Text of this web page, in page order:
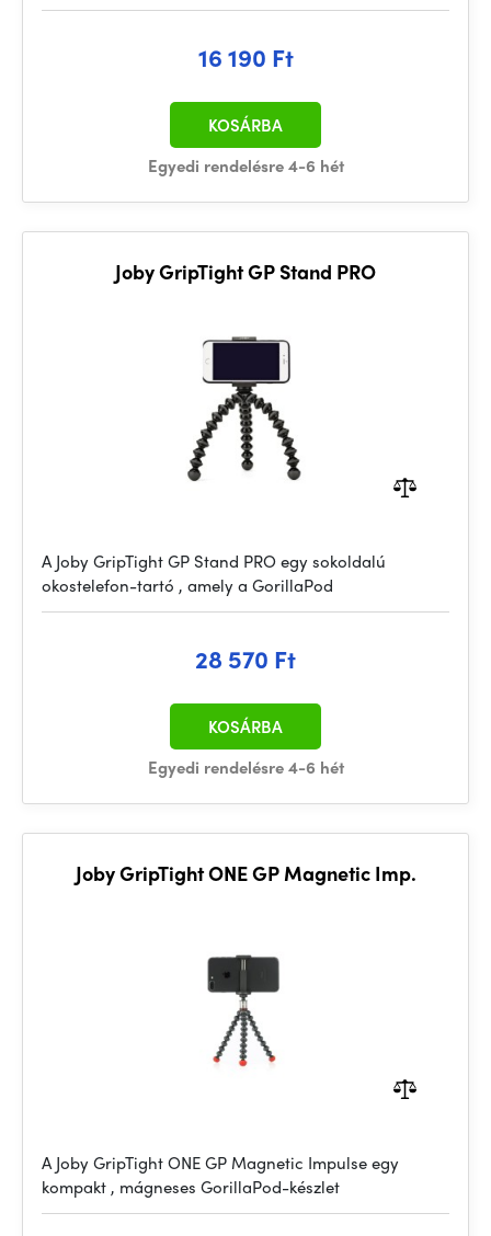
16 190 Ft
Egyedi rendelésre 4-6 hét
KOSÁRBA
Joby GripTight GP Stand PRO
A Joby GripTight GP Stand PRO egy sokoldalú
okostelefon-tartó , amely a GorillaPod
28 570 Ft
Egyedi rendelésre 4-6 hét
KOSÁRBA
Joby GripTight ONE GP Magnetic Imp.
A Joby GripTight ONE GP Magnetic Impulse egy
kompakt , mágneses GorillaPod-készlet